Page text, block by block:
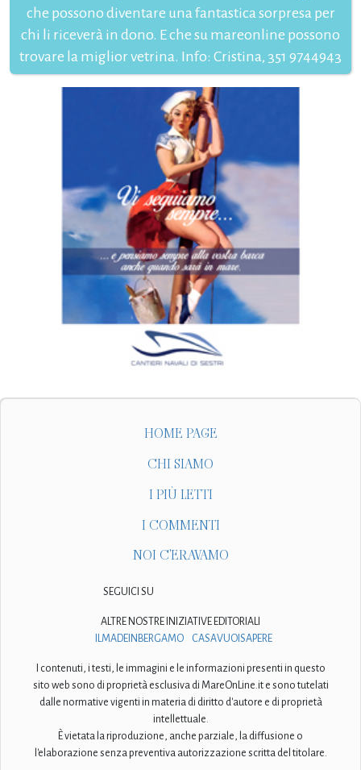
che possono diventare una fantastica sorpresa per
chi li riceverà in dono. E che su mareonline possono
trovare la miglior vetrina. Info: Cristina, 351 9744943
HOME PAGE
CHI SIAMO
I PIÙ LETTI
I COMMENTI
NOI C'ERAVAMO
SEGUICI SU
ALTRE NOSTRE INIZIATIVE EDITORIALI
ILMADEINBERGAMO
CASAVUOISAPERE
I contenuti, i testi, le immagini e le informazioni presenti in questo
sito web sono di proprietà esclusiva di MareOnLine.it e sono tutelati
dalle normative vigenti in materia di diritto d'autore e di proprietà
intellettuale.
È vietata la riproduzione, anche parziale, la diffusione o
l'elaborazione senza preventiva autorizzazione scritta del titolare.